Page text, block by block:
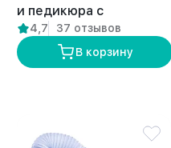
и педикюра с
подсветкой стандарт
“ANVIKOR VC-AIR-1”
4,7
37 отзывов
В корзину